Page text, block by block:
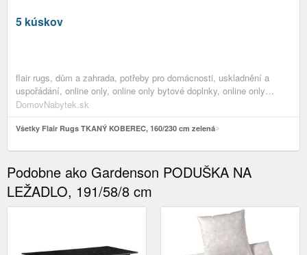
5 kúskov
flair rugs, dům a zahrada, potřeby pro domácnosti, uskladnění a
uspořádání, online only, online only bytové doplnky, online only
koberce & rohožky, textil
DomovNabytek.sk
Všetky Flair Rugs TKANÝ KOBEREC, 160/230 cm zelená
Podobne ako Gardenson PODUŠKA NA
LEŽADLO, 191/58/8 cm